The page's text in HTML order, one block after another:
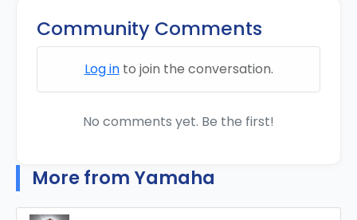
Community Comments
Log into join the conversation.
No comments yet. Be the first!
More from Yamaha